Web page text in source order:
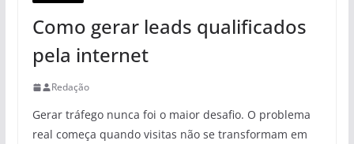
Como gerar leads qualificados
pela internet
Redação
Gerar tráfego nunca foi o maior desafio. O problema
real começa quando visitas não se transformam em